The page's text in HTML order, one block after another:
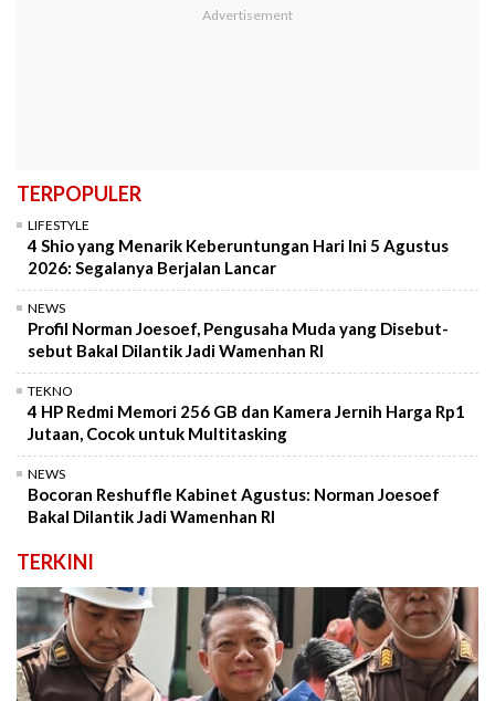
TERPOPULER
LIFESTYLE
4 Shio yang Menarik Keberuntungan Hari Ini 5 Agustus
2026: Segalanya Berjalan Lancar
NEWS
Profil Norman Joesoef, Pengusaha Muda yang Disebut-
sebut Bakal Dilantik Jadi Wamenhan RI
TEKNO
4 HP Redmi Memori 256 GB dan Kamera Jernih Harga Rp1
Jutaan, Cocok untuk Multitasking
NEWS
Bocoran Reshuffle Kabinet Agustus: Norman Joesoef
Bakal Dilantik Jadi Wamenhan RI
TERKINI